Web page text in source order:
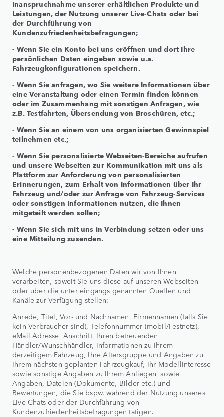
Inanspruchnahme unserer erhältlichen Produkte und
Leistungen, der Nutzung unserer Live-Chats oder bei
der Durchführung von
Kundenzufriedenheitsbefragungen;
- Wenn Sie ein Konto bei uns eröffnen und dort Ihre
persönlichen Daten eingeben sowie u.a.
Fahrzeugkonfigurationen speichern.
- Wenn Sie anfragen, wo Sie weitere Informationen über
eine Veranstaltung oder einen Termin finden können
oder im Zusammenhang mit sonstigen Anfragen, wie
z.B. Testfahrten, Übersendung von Broschüren, etc.;
- Wenn Sie an einem von uns organisierten Gewinnspiel
teilnehmen etc.;
- Wenn Sie personalisierte Webseiten-Bereiche aufrufen
und unsere Webseiten zur Kommunikation mit uns als
Plattform zur Anforderung von personalisierten
Erinnerungen, zum Erhalt von Informationen über Ihr
Fahrzeug und/oder zur Anfrage von Fahrzeug-Services
oder sonstigen Informationen nutzen, die Ihnen
mitgeteilt werden sollen;
- Wenn Sie sich mit uns in Verbindung setzen oder uns
eine Mitteilung zusenden.
Welche personenbezogenen Daten wir von Ihnen
verarbeiten, soweit Sie uns diese auf unseren Webseiten
oder über die unter eingangs genannten Quellen und
Kanäle zur Verfügung stellen:
Anrede, Titel, Vor- und Nachnamen, Firmennamen (falls Sie
kein Verbraucher sind), Telefonnummer (mobil/Festnetz),
eMail Adresse, Anschrift, Ihren betreuenden
Händler/Wunschhändler, Informationen zu Ihrem
derzeitigem Fahrzeug, Ihre Altersgruppe und Angaben zu
Ihrem nächsten geplanten Fahrzeugkauf, Ihr Modellinteresse
sowie sonstige Angaben zu Ihrem Anliegen, sowie
Angaben, Dateien (Dokumente, Bilder etc.) und
Bewertungen, die Sie bspw. während der Nutzung unseres
Live-Chats oder der Durchführung von
Kundenzufriedenheitsbefragungen tätigen.